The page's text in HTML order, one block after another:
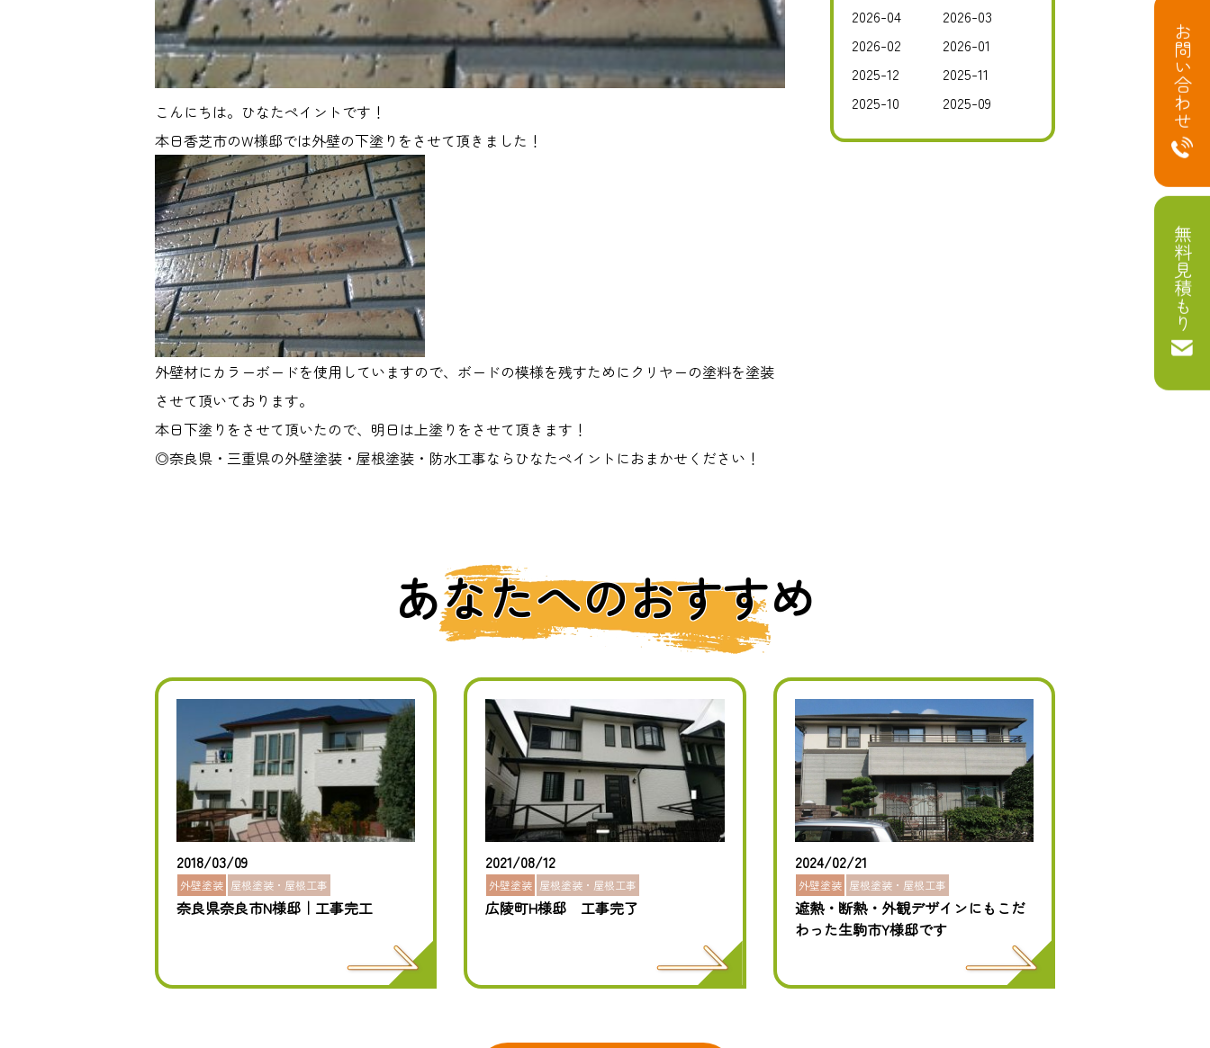
こんにちは。ひなたペイントです！
本日香芝市のW様邸では外壁の下塗りをさせて頂きました！
外壁材にカラーボードを使用していますので、ボードの模様を残すためにクリヤーの塗料を塗装
させて頂いております。
本日下塗りをさせて頂いたので、明日は上塗りをさせて頂きます！
◎奈良県・三重県の外壁塗装・屋根塗装・防水工事ならひなたペイントにおまかせください！
2026-04
2026-03
2026-02
2026-01
2025-12
2025-11
2025-10
2025-09
あなたへのおすすめ
2018/03/09
外壁塗装 屋根塗装・屋根工事
奈良県奈良市N様邸｜工事完工
2021/08/12
外壁塗装 屋根塗装・屋根工事
広陵町H様邸 工事完了
2024/02/21
外壁塗装 屋根塗装・屋根工事
遮熱・断熱・外観デザインにもこだ
わった生駒市Y様邸です
お問い合わせ
無料見積もり